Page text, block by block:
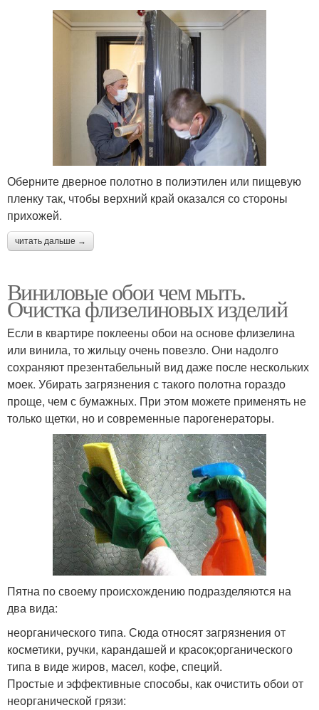
Оберните дверное полотно в полиэтилен или пищевую
пленку так, чтобы верхний край оказался со стороны
прихожей.
читать дальше →
Виниловые обои чем мыть.
Очистка флизелиновых изделий
Если в квартире поклеены обои на основе флизелина
или винила, то жильцу очень повезло. Они надолго
сохраняют презентабельный вид даже после нескольких
моек. Убирать загрязнения с такого полотна гораздо
проще, чем с бумажных. При этом можете применять не
только щетки, но и современные парогенераторы.
Пятна по своему происхождению подразделяются на
два вида:
неорганического типа. Сюда относят загрязнения от
косметики, ручки, карандашей и красок;органического
типа в виде жиров, масел, кофе, специй.
Простые и эффективные способы, как очистить обои от
неорганической грязи: